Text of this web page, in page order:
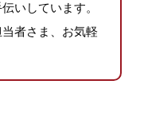
いしています。
者さま、お気軽